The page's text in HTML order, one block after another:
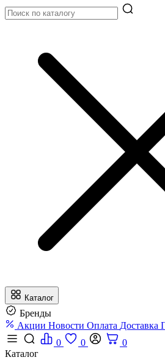
Каталог
Бренды
Акции Новости Оплата Доставка
0
0
0
Каталог